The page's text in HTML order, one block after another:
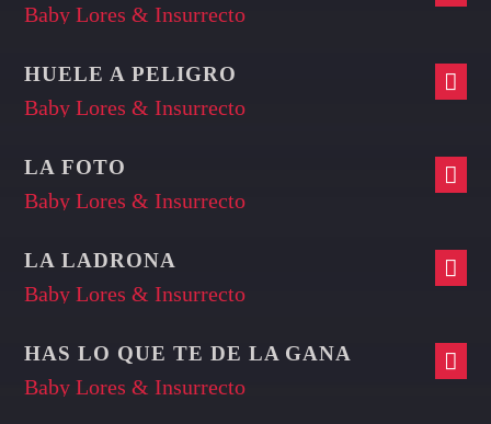
Baby Lores & Insurrecto
HUELE A PELIGRO
Baby Lores & Insurrecto
LA FOTO
Baby Lores & Insurrecto
LA LADRONA
Baby Lores & Insurrecto
HAS LO QUE TE DE LA GANA
Baby Lores & Insurrecto